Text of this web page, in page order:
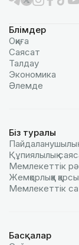
Бөлімдер
Оқиға
Саясат
Талдау
Экономика
Әлемде
Біз туралы
Құпиялылық
Мемлекеттік
Жемқорлыққа
Мемлекеттік
Басқалар